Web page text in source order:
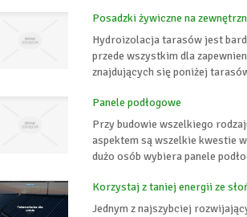
Posadzki żywiczne na
Hydroizolacja tarasów jest
przede wszystkim dla
znajdujących się poniżej
Panele podłogowe
Przy budowie wszelkiego
aspektem są wszelkie kwestie
dużo osób wybiera panele
Korzystaj z taniej energii ze
Jednym z najszybciej